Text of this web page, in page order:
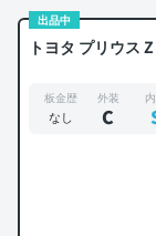
出品中
トヨタ プリウス Z
板金歴
なし
外装
C